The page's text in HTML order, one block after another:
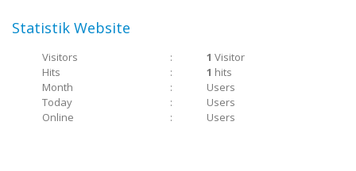
Statistik Website
Visitors : 1 Visitor
Hits
: 1 hits
Month
:
Users
Today
:
Users
Online
: Users